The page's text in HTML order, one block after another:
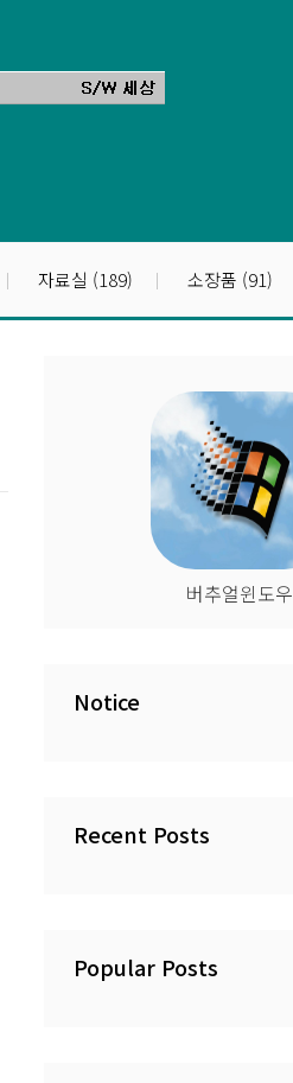
자료실 (189) 소장품 (91)
버추얼윈도우
Notice
Recent Posts
Popular Posts